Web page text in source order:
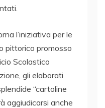
l’iniziativa per le
pittorico promosso
Scolastico
gli elaborati
“cartoline
aggiudicarsi anche